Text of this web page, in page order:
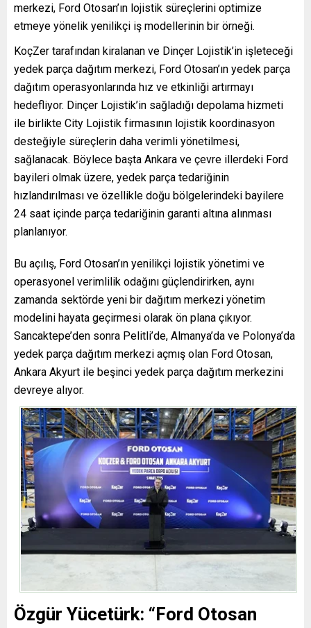
merkezi, Ford Otosan’ın lojistik süreçlerini optimize
etmeye yönelik yenilikçi iş modellerinin bir örneği.
KoçZer tarafından kiralanan ve Dinçer Lojistik’in işleteceği
yedek parça dağıtım merkezi, Ford Otosan’ın yedek parça
dağıtım operasyonlarında hız ve etkinliği artırmayı
hedefliyor. Dinçer Lojistik’in sağladığı depolama hizmeti
ile birlikte City Lojistik firmasının lojistik koordinasyon
desteğiyle süreçlerin daha verimli yönetilmesi,
sağlanacak. Böylece başta Ankara ve çevre illerdeki Ford
bayileri olmak üzere, yedek parça tedariğinin
hızlandırılması ve özellikle doğu bölgelerindeki bayilere
24 saat içinde parça tedariğinin garanti altına alınması
planlanıyor.
Bu açılış, Ford Otosan’ın yenilikçi lojistik yönetimi ve
operasyonel verimlilik odağını güçlendirirken, aynı
zamanda sektörde yeni bir dağıtım merkezi yönetim
modelini hayata geçirmesi olarak ön plana çıkıyor.
Sancaktepe’den sonra Pelitli’de, Almanya’da ve Polonya’da
yedek parça dağıtım merkezi açmış olan Ford Otosan,
Ankara Akyurt ile beşinci yedek parça dağıtım merkezini
devreye alıyor.
Özgür Yücetürk: “Ford Otosan